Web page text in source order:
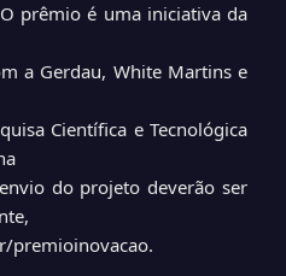
prêmio é uma iniciativa da
a Gerdau, White Martins e
Científica e Tecnológica
do projeto deverão ser
premioinovacao.